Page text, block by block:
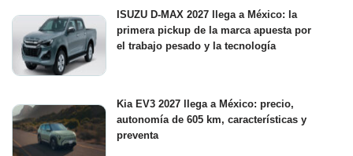
ISUZU D-MAX 2027 llega a México: la
primera pickup de la marca apuesta por
el trabajo pesado y la tecnología
Kia EV3 2027 llega a México: precio,
autonomía de 605 km, características y
preventa